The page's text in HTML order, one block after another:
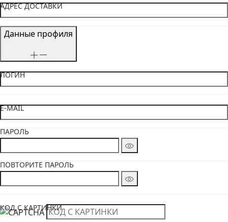
АДРЕС ДОСТАВКИ
Данные профиля
ЛОГИН
E-MAIL
ПАРОЛЬ
ПОВТОРИТЕ ПАРОЛЬ
КОД С КАРТИНКИ